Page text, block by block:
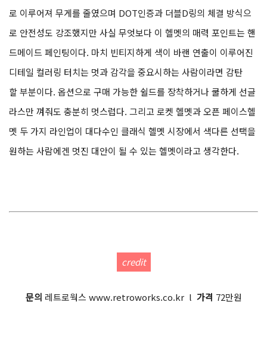
로 이루어져 무게를 줄였으며 DOT인증과 더블D링의 체결 방식으
로 안전성도 강조했지만 사실 무엇보다 이 헬멧의 매력 포인트는 핸
드메이드 페인팅이다. 마치 빈티지하게 색이 바랜 연출이 이루어진
디테일 컬러링 터치는 멋과 감각을 중요시하는 사람이라면 감탄
할 부분이다. 옵션으로 구매 가능한 쉴드를 장착하거나 쿨하게 선글
라스만 껴줘도 충분히 멋스럽다. 그리고 로켓 헬멧과 오픈 페이스헬
멧 두 가지 라인업이 대다수인 클래식 헬멧 시장에서 색다른 선택을
원하는 사람에겐 멋진 대안이 될 수 있는 헬멧이라고 생각한다.
credit
문의 레트로웍스 www.retroworks.co.kr l 가격 72만원